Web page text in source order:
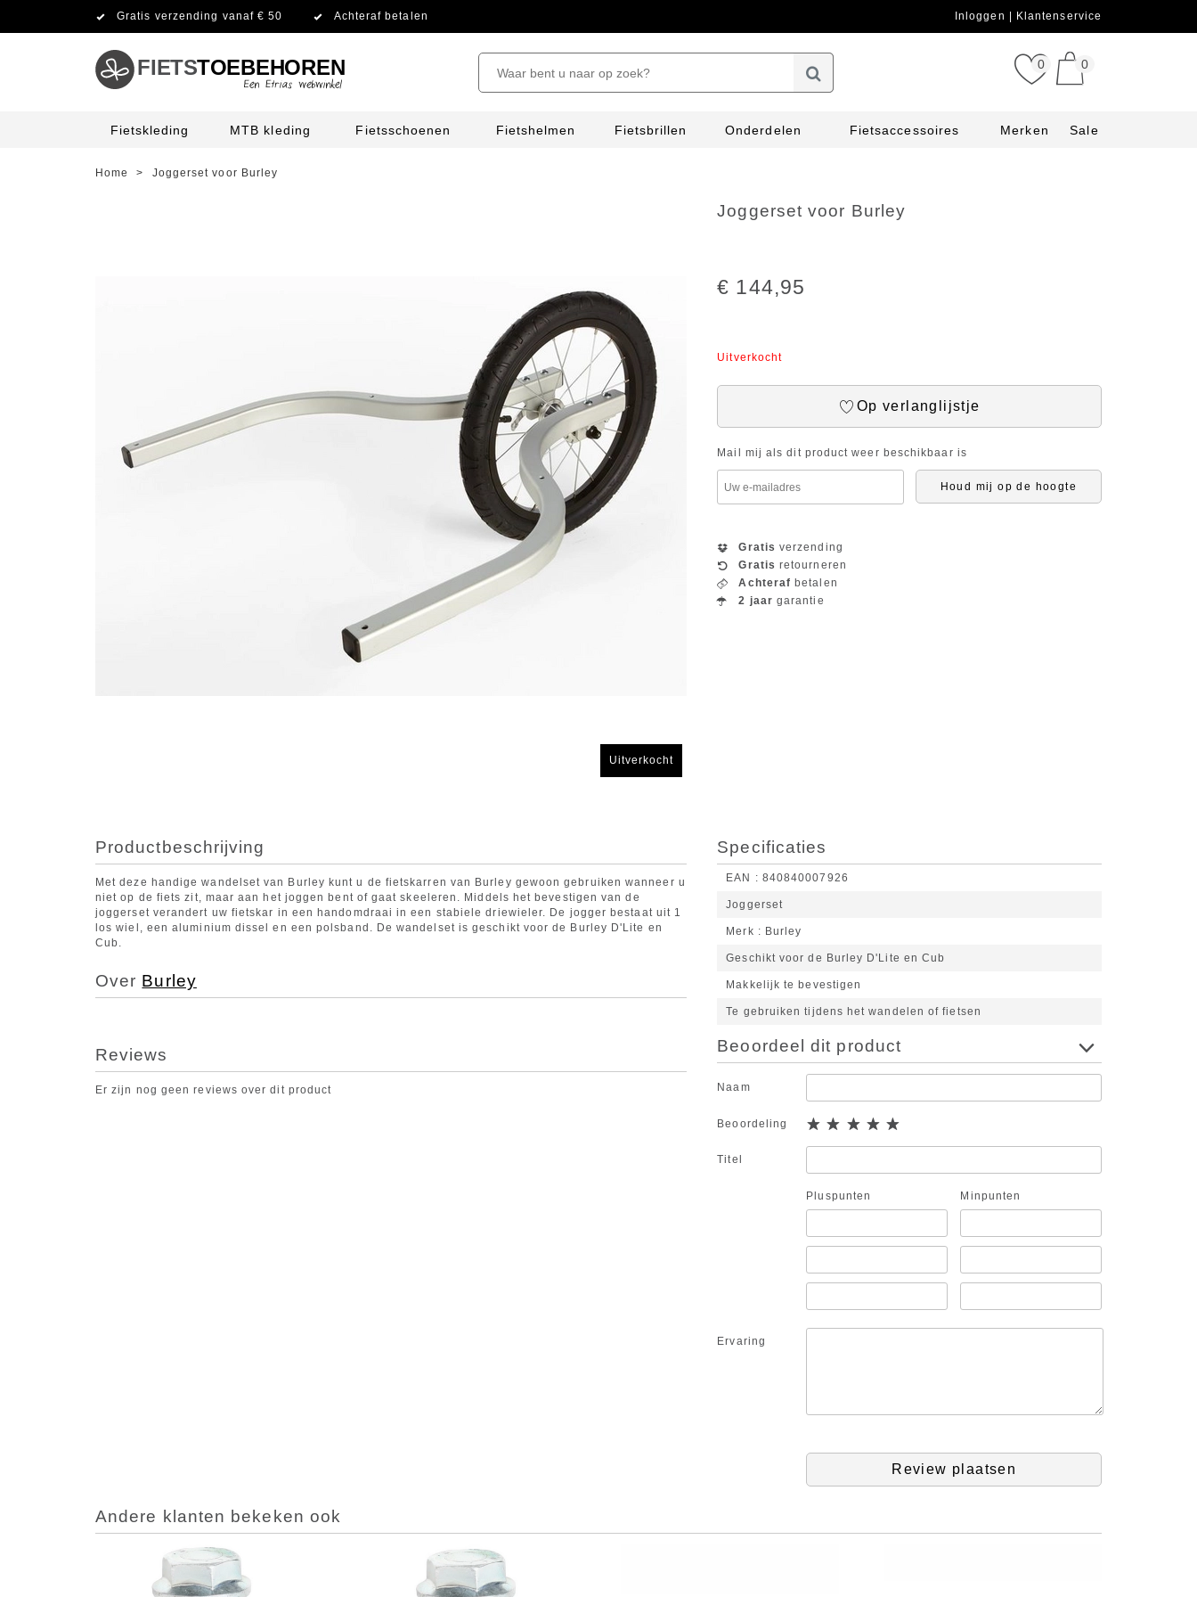
Gratis verzending vanaf € 50 Achteraf betalen Inloggen Klantenservice
FIETSTOEBEHOREN 0 0
Fietskleding MTB kleding Fietsschoenen Fietshelmen Fietsbrillen Onderdelen Fietsaccessoires Merken Sale
Home > Joggerset voor Burley
Uitverkocht
Joggerset voor Burley
€ 144,95
Uitverkocht
Op verlanglijstje
Mail mij als dit product weer beschikbaar is
Houd mij op de hoogte
Gratis verzending
Gratis retourneren
Achteraf betalen
2 jaar garantie
Productbeschrijving
Met deze handige wandelset van Burley kunt u de fietskarren van Burley gewoon gebruiken wanneer u
niet op de fiets zit, maar aan het joggen bent of gaat skeeleren. Middels het bevestigen van de
joggerset verandert uw fietskar in een handomdraai in een stabiele driewieler. De jogger bestaat uit 1
los wiel, een aluminium dissel en een polsband. De wandelset is geschikt voor de Burley D'Lite en
Cub.
Over Burley
Specificaties
EAN 840840007926
Joggerset
Merk Burley
Geschikt voor de Burley D'Lite en Cub
Makkelijk te bevestigen
Te gebruiken tijdens het wandelen of fietsen
Reviews
Er zijn nog geen reviews over dit product
Beoordeel dit product
Naam
Beoordeling
Titel
Pluspunten Minpunten
Ervaring
Review plaatsen
Andere klanten bekeken ook